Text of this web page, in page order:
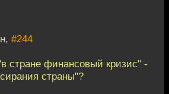
#244
стране финансовый кризис" -
страны"?